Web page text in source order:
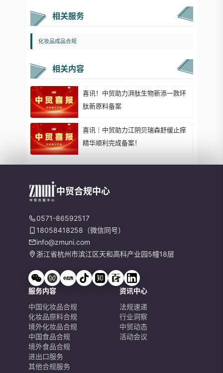
相关服务
化妆品成品合规
相关内容
喜讯！中贸助力湃肽生物新添一款环
肽新原料备案
喜讯｜中贸助力江阴贝瑞森舒缓止痒
精华顺利完成备案！
中贸合规中心
0571-86592517
18058418258（微信同号）
info@zmuni.com
浙江省杭州市滨江区天和高科产业园5幢18层
服务内容
中国化妆品合规
化妆品原料合规
境外化妆品合规
中国食品合规
境外食品合规
进出口服务
其他合规服务
资讯中心
法规速递
行业洞察
中贸动态
活动会议